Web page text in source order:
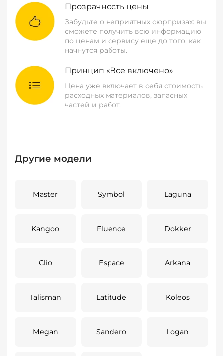
Прозрачность цены
Забудьте о неприятных сюрпризах: вы
сможете получить всю информацию
по ценам и сервису еще до того, как
начнутся работы.
Принцип «Все включено»
Цена уже включает в себя стоимость
расходных материалов, запасных
частей и работ.
Другие модели
Master Symbol Laguna
Kangoo Fluence Dokker
Clio Espace Arkana
Talisman Latitude Koleos
Megan Sandero Logan